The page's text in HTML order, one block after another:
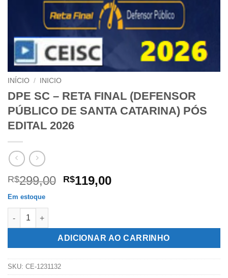
INÍCIO / INICIO
DPE SC – RETA FINAL (DEFENSOR
PÚBLICO DE SANTA CATARINA) PÓS
EDITAL 2026
R$299,00 O
R$299,00.
R$119,00O
R$119,00.
Em estoque
DPE SC - RETA FINAL (DEFENSOR PÚBLICO DE SANTA
ADICIONAR AO CARRINHO
SKU: CE-1231132